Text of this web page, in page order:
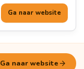
Ga naar website
Ga naar website arrow_forward